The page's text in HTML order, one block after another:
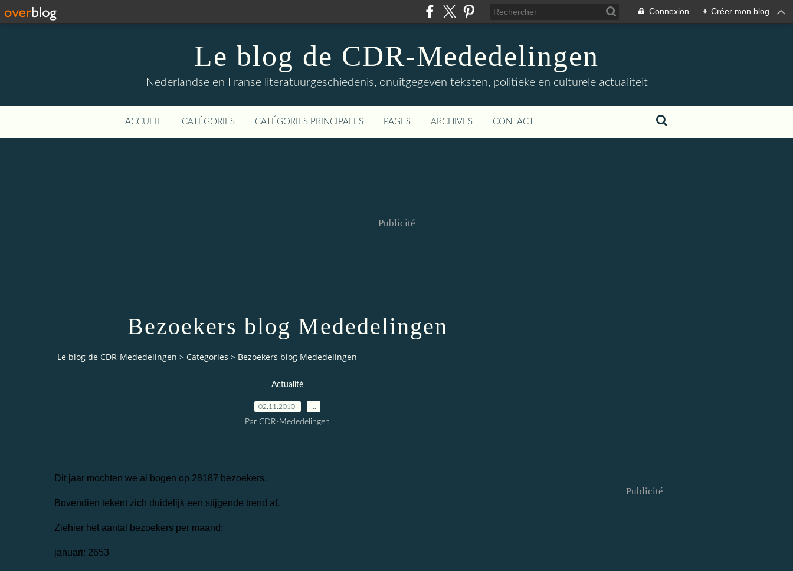
Connexion + Créer mon blog
Le blog de CDR-Mededelingen
Nederlandse en Franse literatuurgeschiedenis, onuitgegeven teksten, politieke en culturele actualiteit
ACCUEIL CATÉGORIES CATÉGORIES PRINCIPALES PAGES ARCHIVES CONTACT
Publicité
Bezoekers blog Mededelingen
Le blog de CDR-Mededelingen > Categories > Bezoekers blog Mededelingen
Actualité
02.11.2010
Par CDR-Mededelingen
Dit jaar mochten we al bogen op 28187 bezoekers.
Bovendien tekent zich duidelijk een stijgende trend af.
Ziehier het aantal bezoekers per maand:
januari: 2653
Publicité